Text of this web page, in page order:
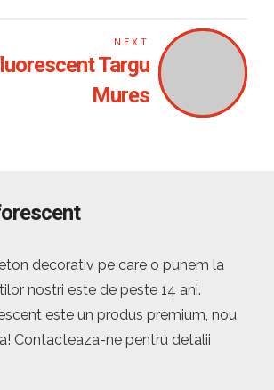
NEXT
Targu
Mures
decorativ pe care o punem la
nostri este de peste 14 ani.
este un produs premium, nou
Contacteaza-ne pentru detalii